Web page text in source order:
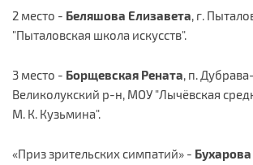
2 место - Беляшова Елизавета, г.
"Пыталовская школа искусств".
3 место - Борщевская Рената, п.
Великолукский р-н, МОУ "Лычёвская
М. К. Кузьмина".
«Приз зрительских симпатий» -